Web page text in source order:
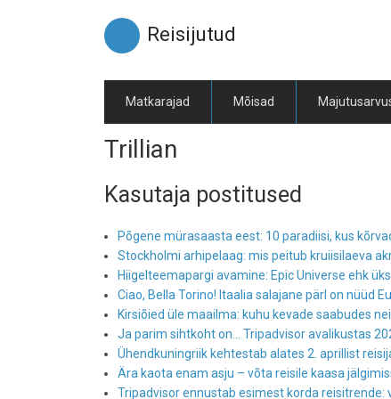
Reisijutud
Matkarajad Mõisad
Trillian
Kasutaja postitused
Põgene mürasaasta eest: 10 paradiisi, kus
Stockholmi arhipelaag: mis peitub kruiisilaeva
Hiigelteemapargi avamine: Epic Universe ehk
Ciao, Bella Torino! Itaalia salajane pärl on nüüd
Kirsiõied üle maailma: kuhu kevade saabudes
Ja parim sihtkoht on... Tripadvisor avalikustas
Ühendkuningriik kehtestab alates 2. aprillist
Ära kaota enam asju – võta reisile kaasa
Tripadvisor ennustab esimest korda reisitrende: